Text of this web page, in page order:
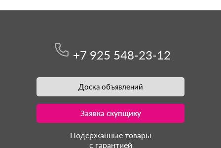
+7 925 548-23-12
Доска объявлений
Заявка скупщику
Подержанные товары
с гарантией